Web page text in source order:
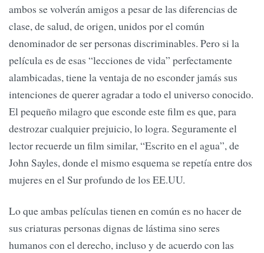
ambos se volverán amigos a pesar de las diferencias de
clase, de salud, de origen, unidos por el común
denominador de ser personas discriminables. Pero si la
película es de esas “lecciones de vida” perfectamente
alambicadas, tiene la ventaja de no esconder jamás sus
intenciones de querer agradar a todo el universo conocido.
El pequeño milagro que esconde este film es que, para
destrozar cualquier prejuicio, lo logra. Seguramente el
lector recuerde un film similar, “Escrito en el agua”, de
John Sayles, donde el mismo esquema se repetía entre dos
mujeres en el Sur profundo de los EE.UU.
Lo que ambas películas tienen en común es no hacer de
sus criaturas personas dignas de lástima sino seres
humanos con el derecho, incluso y de acuerdo con las